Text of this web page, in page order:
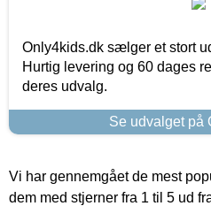
Only4kids.dk sælger et stort
Hurtig levering og 60 dages
deres udvalg.
Se udvalget på
Vi har gennemgået de mest
dem med stjerner fra 1 til 5 ud